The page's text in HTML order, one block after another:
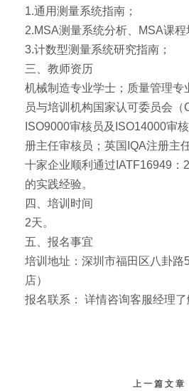
1.通用测量系统指南；
2.MSA测量系统分析、MSA课
3.计数型测量系统研究指南；
三、教师资历
机械制造专业学士；质量管理专
员与培训机构国家认可委员会（
ISO9000审核员及ISO14000审
册主任审核员；英国IQA注册主
十家企业顺利通过IATF16949：
的实践经验。
四、培训时间
2天。
五、报名事宜
培训地址：深圳市福田区八卦路
店）
报名联系： 详情咨询客服经理了
上一篇文章